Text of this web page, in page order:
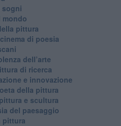
sogni
pittura
di poesia
dell’arte
di ricerca
e innovazione
della pittura
e scultura
del paesaggio
pittura